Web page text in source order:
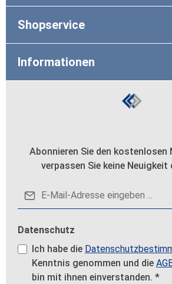
Shopservice
Informationen
Abonnieren Sie den kostenlosen
verpassen Sie keine
E-Mail-
Datenschutz
Ich habe die
Kenntnis genommen und die
bin mit ihnen einverstanden. *